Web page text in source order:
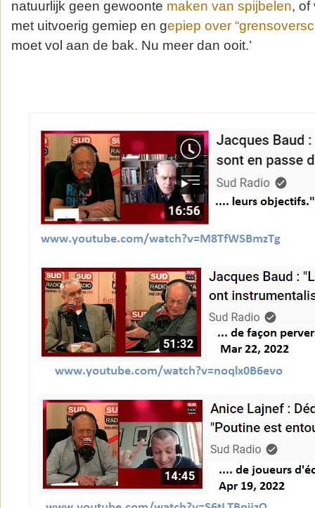
natuurlijk geen gewoonte maken van spijbelen, of
met uitvoerig gemiep en gepiep over
moet vol aan de bak. Nu meer dan ooit.’